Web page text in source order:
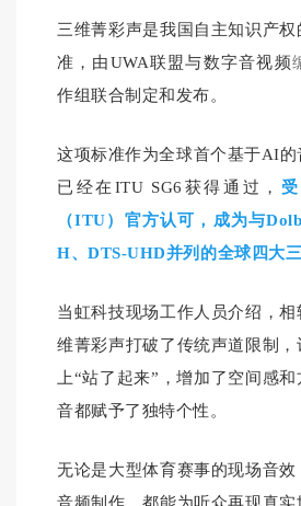
三维菁彩声是我国自主知识产
准，由UWA联盟与数字音视频
作组联合制定和发布。
这项标准作为全球首个基于AI的
已经在ITU SG6获得通过，
（ITU）官方认可， 成为与
H、DTS-UHD并列的全球四大
当虹科技现场工作人员介绍，
维菁彩声打破了传统声道限制
上“站了起来”，增加了空间感
音都赋予了独特个性。
无论是大型体育赛事的现场音效
音频制作，都能为听众再现真实